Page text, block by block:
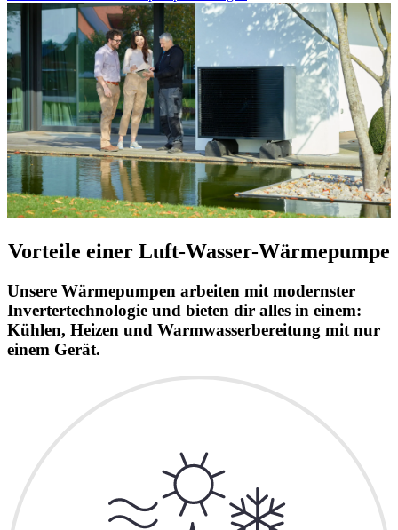
Vorteile einer Luft-Wasser-Wärmepumpe
Unsere Wärmepumpen arbeiten mit modernster
Invertertechnologie und bieten dir alles in einem:
Kühlen, Heizen und Warmwasserbereitung mit nur
einem Gerät.